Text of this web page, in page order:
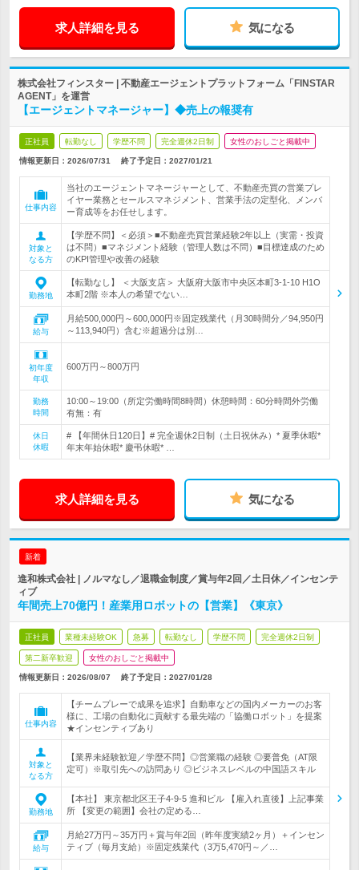
求人詳細を見る 気になる
株式会社フィンスター | 不動産エージェントプラットフォーム「FINSTAR
AGENT」を運営
【エージェントマネージャー】◆売上の報奨有
正社員 転勤なし 学歴不問 完全週休2日制 女性のおしごと掲載中
情報更新日：2026/07/31 終了予定日： 2027/01/21
仕事内容
当社のエージェントマネージャーとして、不動産売買の営業プレ
イヤー業務とセールスマネジメント、営業手法の定型化、メンバ
ー育成等をお任せします。
対象と
なる方
【学歴不問】＜必須＞■不動産売買営業経験2年以上（実需・投資
は不問）■マネジメント経験（管理人数は不問）■目標達成のため
のKPI管理や改善の経験
勤務地
【転勤なし】 ＜大阪支店＞ 大阪府大阪市中央区本町3-1-10 H1O
本町2階 ※本人の希望でない…
給与
月給500,000円～600,000円※固定残業代（月30時間分／94,950円
～113,940円）含む※超過分は別…
初年度
年収
600万円～800万円
勤務
時間
10:00～19:00（所定労働時間8時間）休憩時間：60分時間外労働
有無：有
休日
休暇
# 【年間休日120日】# 完全週休2日制（土日祝休み）* 夏季休暇*
年末年始休暇* 慶弔休暇* …
求人詳細を見る 気になる
新着
進和株式会社 | ノルマなし／退職金制度／賞与年2回／土日休／インセンテ
ィブ
年間売上70億円！産業用ロボットの【営業】《東京》
正社員 業種未経験OK 急募 転勤なし 学歴不問 完全週休2日制
第二新卒歓迎 女性のおしごと掲載中
情報更新日：2026/08/07 終了予定日： 2027/01/28
仕事内容
【チームプレーで成果を追求】自動車などの国内メーカーのお客
様に、工場の自動化に貢献する最先端の「協働ロボット」を提案
★インセンティブあり
対象と
なる方
【業界未経験歓迎／学歴不問】◎営業職の経験 ◎要普免（AT限
定可）※取引先への訪問あり ◎ビジネスレベルの中国語スキル
勤務地
【本社】 東京都北区王子4-9-5 進和ビル 【雇入れ直後】上記事業
所 【変更の範囲】会社の定める…
給与
月給27万円～35万円＋賞与年2回（昨年度実績2ヶ月）＋インセン
ティブ（毎月支給）※固定残業代（3万5,470円～／…